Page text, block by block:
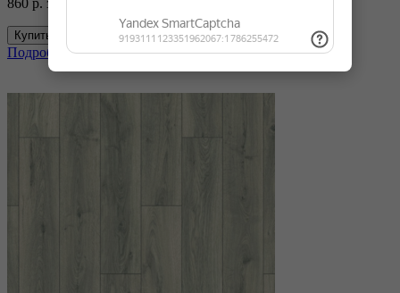
860 р. за м2
Купить
Подробнее